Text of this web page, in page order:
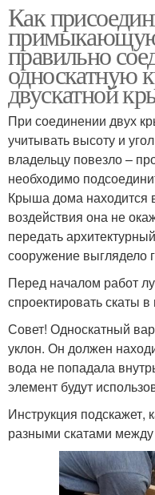
Как
примыкающую
правильно
односкатную
двускатной
При соединении двух
учитывать высоту и
владельцу повезло –
необходимо
Крыша дома находится
воздействия она не
передать
сооружение выглядело
Перед началом работ
спроектировать скаты
Совет! Односкатный
уклон. Он должен
вода не попадала
элемент будут
Инструкция подскажет,
разными скатами